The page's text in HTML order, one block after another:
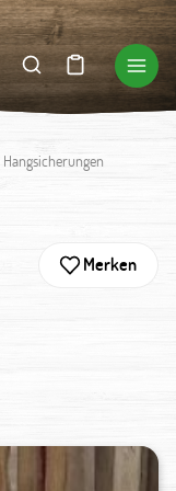
Hangsicherungen
Merken